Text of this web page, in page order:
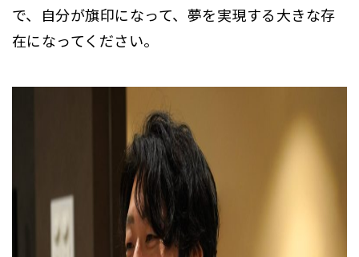
で、自分が旗印になって、夢を実現する大きな存
在になってください。